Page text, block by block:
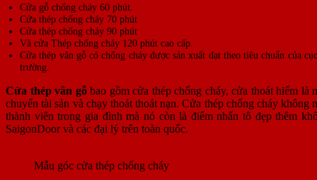
Cửa gỗ chống cháy 60 phút.
Cửa thép chống cháy 70 phút
Cửa thép chống cháy 90 phút
Và cửa Thép chống cháy 120 phút cao cấp.
Cửa thép vân gỗ có chống cháy được sản xuất đạt theo tiêu chuẩn của
trường.
Cửa thép vân gỗbao gồm cửa thép chống cháy, cửa thoát hiểm là
chuyển tài sản và chạy thoát thoát nạn. Cửa thép chống cháy
thành viên trong gia đình mà nó còn là điểm nhấn tô đẹp thêm
SaigonDoor và các đại lý trên toàn quốc.
Mẫu góc cửa thép chống cháy